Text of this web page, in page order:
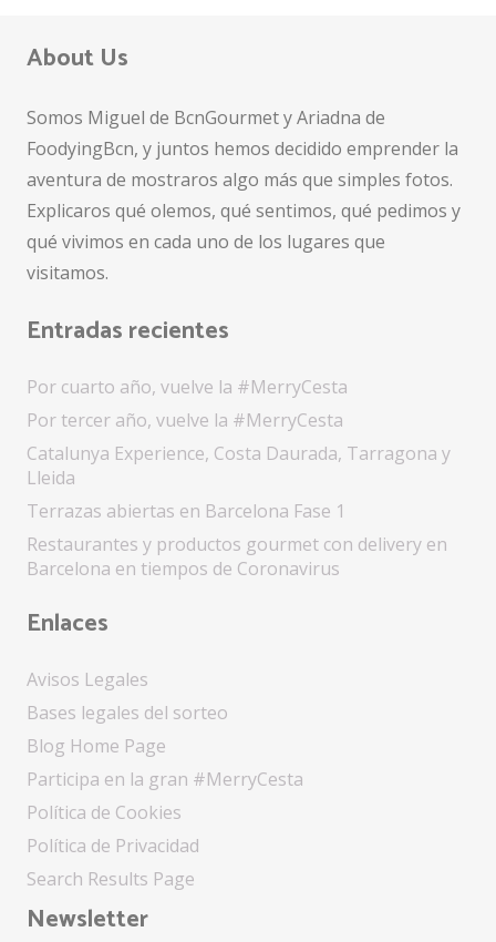
About Us
Somos Miguel de BcnGourmet y Ariadna de
FoodyingBcn, y juntos hemos decidido emprender la
aventura de mostraros algo más que simples fotos.
Explicaros qué olemos, qué sentimos, qué pedimos y
qué vivimos en cada uno de los lugares que
visitamos.
Entradas recientes
Por cuarto año, vuelve la #MerryCesta
Por tercer año, vuelve la #MerryCesta
Catalunya Experience, Costa Daurada, Tarragona y
Lleida
Terrazas abiertas en Barcelona Fase 1
Restaurantes y productos gourmet con delivery en
Barcelona en tiempos de Coronavirus
Enlaces
Avisos Legales
Bases legales del sorteo
Blog Home Page
Participa en la gran #MerryCesta
Política de Cookies
Política de Privacidad
Search Results Page
Newsletter